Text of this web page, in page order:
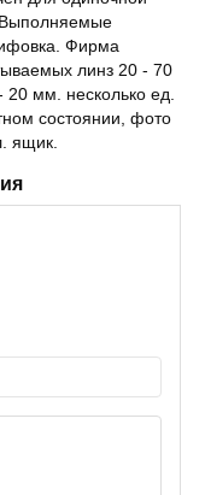
Выполняемые
Фирма
линз 20 - 70
мм. несколько ед.
состоянии, фото
ящик.